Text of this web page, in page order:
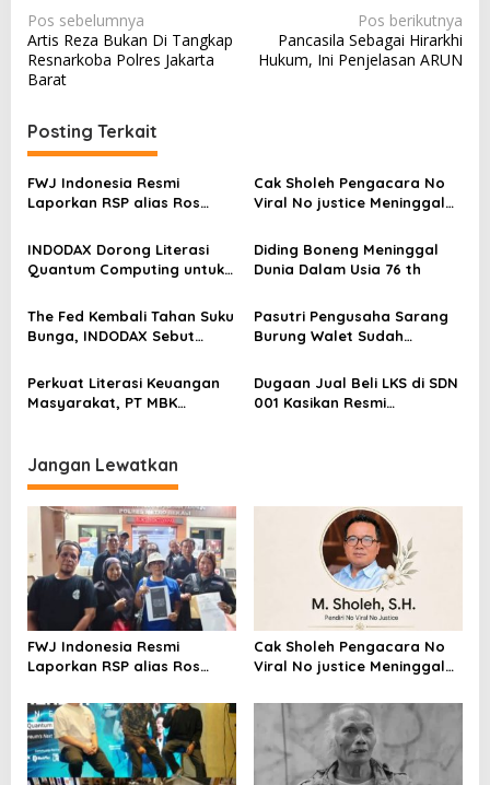
N
a
v
g
a
s
p
s
Pos sebelumnya
Artis Reza Bukan Di Tangkap
Resnarkoba Polres Jakarta
Barat
Pos berikutnya
Pancasila Sebagai Hirarkhi
Hukum, Ini Penjelasan ARUN
Posting Terkait
FWJ Indonesia Resmi
Laporkan RSP alias Ros
Cak Sholeh Pengacara No
Viral No justice Meninggal
INDODAX Dorong Literasi
Quantum Computing untuk
Blockchain
Diding Boneng Meninggal
Dunia Dalam Usia 76 th
The Fed Kembali Tahan Suku
Bunga, INDODAX Sebut
Sentimen Pasar
Pasutri Pengusaha Sarang
Burung Walet Sudah
Pelapor Desak Polda Jambi
Segera Lakukan Penahanan
Perkuat Literasi Keuangan
Masyarakat, PT MBK
Dugaan Jual Beli LKS di SDN
001 Kasikan Resmi
Jangan Lewatkan
FWJ Indonesia Resmi
Laporkan RSP alias Ros
Cak Sholeh Pengacara No
Viral No justice Meninggal